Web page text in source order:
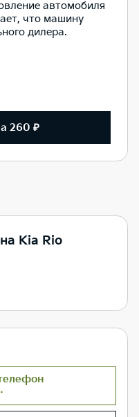
автомобиля
что машину
дилера.
260 ₽
Kia Rio